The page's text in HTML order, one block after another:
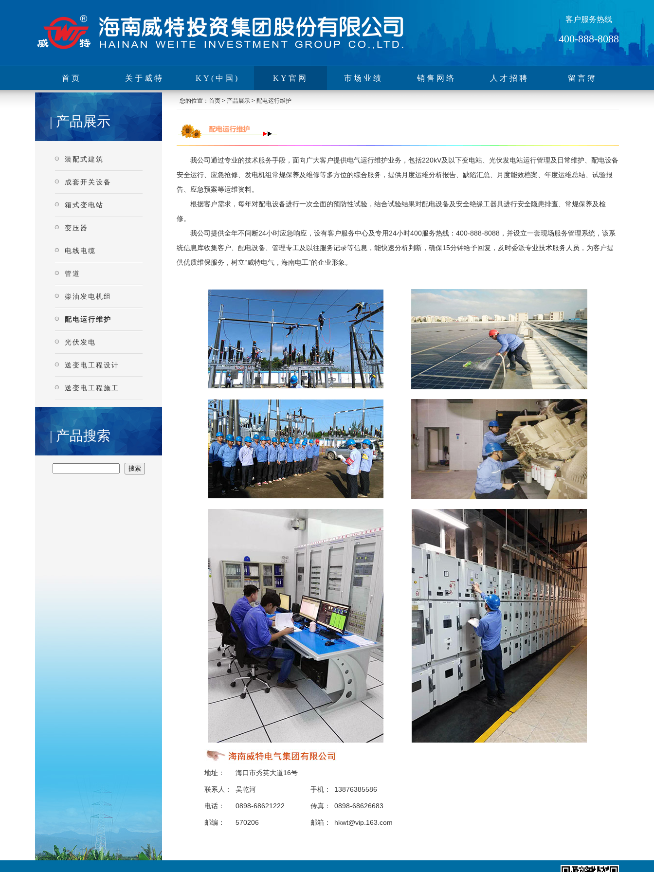
客户服务热线
400-888-8088
首页 关于威特 KY(中国) KY官网 市场业绩 销售网络 人才招聘 留言簿
| 产品展示
装配式建筑
成套开关设备
箱式变电站
变压器
电线电缆
管道
柴油发电机组
配电运行维护
光伏发电
送变电工程设计
送变电工程施工
| 产品搜索
您的位置： 首页 > 产品展示 > 配电运行维护
我公司通过专业的技术服务手段，面向广大客户提供电气运行维护业务，包括220kV及以下变电站、光伏发电站运行管理及日常维护、配电设备
安全运行、应急抢修、发电机组常规保养及维修等多方位的综合服务，提供月度运维分析报告、缺陷汇总、月度能效档案、年度运维总结、试验报
告、应急预案等运维资料。
根据客户需求，每年对配电设备进行一次全面的预防性试验，结合试验结果对配电设备及安全绝缘工器具进行安全隐患排查、常规保养及检
修。
我公司提供全年不间断24小时应急响应，设有客户服务中心及专用24小时400服务热线：400-888-8088，并设立一套现场服务管理系统，该系
统信息库收集客户、配电设备、管理专工及以往服务记录等信息，能快速分析判断，确保15分钟给予回复，及时委派专业技术服务人员，为客户提
供优质维保服务，树立“威特电气，海南电工”的企业形象。
地址： 海口市秀英大道16号
联系人： 吴乾河 手机： 13876385586
电话： 0898-68621222 传真： 0898-68626683
邮编： 570206 邮箱： hkwt@vip.163.com